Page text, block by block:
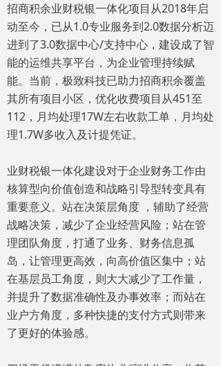
招商积余业财税银一体化项目从2018年启
动至今，已从1.0专业服务到2.0数据分析迈
进到了3.0数据中心/支持中心，建设成了智
能的运维共享平台，为企业管理持续赋
能。当前，极致科技已助力招商积余覆盖
其所有项目小区，优化收费项目从451至
112，月均处理17W左右收款工单，月均处
理1.7W多收入及计提凭证。
业财税银一体化建设对于企业财务工作由
核算型向价值创造和战略引导型转变具有
重要意义。站在决策层角度 ，辅助了经营
战略决策，减少了企业经营风险；站在管
理团队角度，打通了业务、财务信息孤
岛，让管理更高效，向高价值区集中；站
在基层员工角度，则大大减少了工作量，
并提升了数据准确性及办事效率；而站在
业户方角度，多种快捷的支付方式则带来
了更好的体验感。